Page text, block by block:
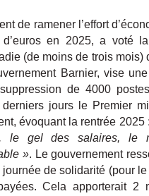
de ramener l’effort
en 2025, a voté
(de moins de trois
Barnier, vise
de 4000
jours le Premier
évoquant la rentrée 2025
le gel des salaires, le
. Le gouvernement
de solidarité (pour
Cela apporterait 2